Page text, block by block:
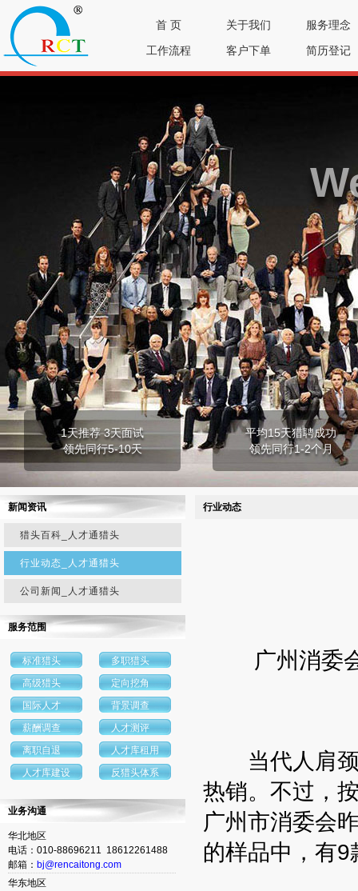
首 页 关于我们
服务理念
工作流程
客户下单 简历登记
1天推荐 3天面试
领先同行5-10天
平均15天猎聘成功
领先同行1-2个月
新闻资讯
猎头百科_人才通猎头
行业动态_人才通猎头
公司新闻_人才通猎头
服务范围
标准猎头
多职猎头
高级猎头
定向挖角
国际人才
背景调查
薪酬调查
人才测评
离职自退
人才库租用
人才库建设
反猎头体系
业务沟通
华北地区
电话：010-88696211 18612261488
邮箱： bj@rencaitong.com
华东地区
行业动态
广州消委会
当代人肩颈
热销。不过，
广州市消委会
的样品中，有